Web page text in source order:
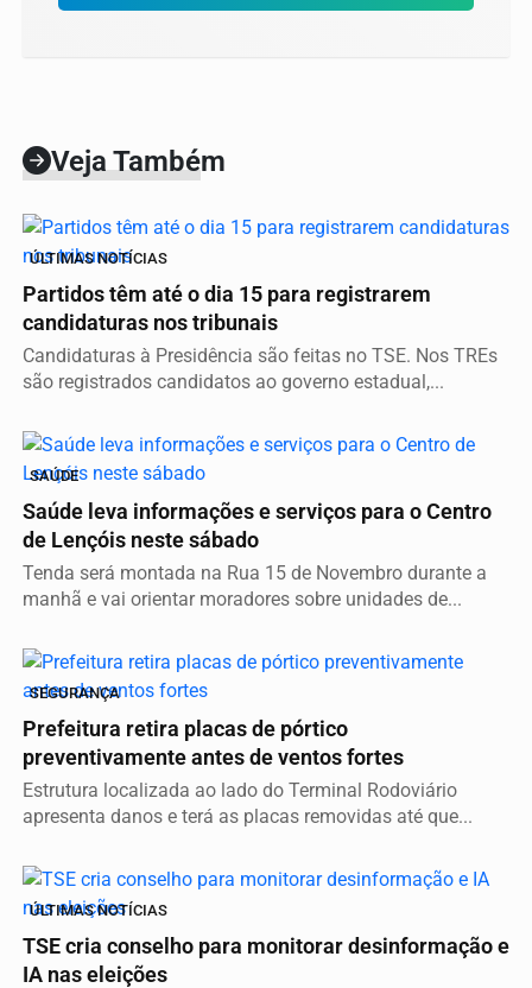
Veja Também
ÚLTIMAS NOTÍCIAS
Partidos têm até o dia 15 para registrarem
candidaturas nos tribunais
Candidaturas à Presidência são feitas no TSE. Nos TREs
são registrados candidatos ao governo estadual,...
SAÚDE
Saúde leva informações e serviços para o Centro
de Lençóis neste sábado
Tenda será montada na Rua 15 de Novembro durante a
manhã e vai orientar moradores sobre unidades de...
SEGURANÇA
Prefeitura retira placas de pórtico
preventivamente antes de ventos fortes
Estrutura localizada ao lado do Terminal Rodoviário
apresenta danos e terá as placas removidas até que...
ÚLTIMAS NOTÍCIAS
TSE cria conselho para monitorar desinformação e
IA nas eleições